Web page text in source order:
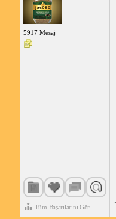
5917 Mesaj
Tüm Başarılarını Gör